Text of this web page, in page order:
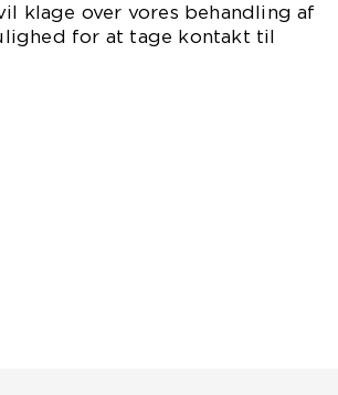
klage over vores behandling af
for at tage kontakt til